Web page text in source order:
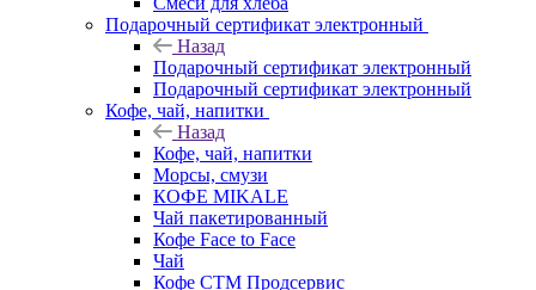
Подарочный сертификат электронный
Назад
Подарочный сертификат электронный
Подарочный сертификат электронный
Кофе, чай, напитки
Назад
Кофе, чай, напитки
Морсы, смузи
КОФЕ MIKALE
Чай пакетированный
Кофе Face to Face
Чай
Кофе СТМ Продсервис